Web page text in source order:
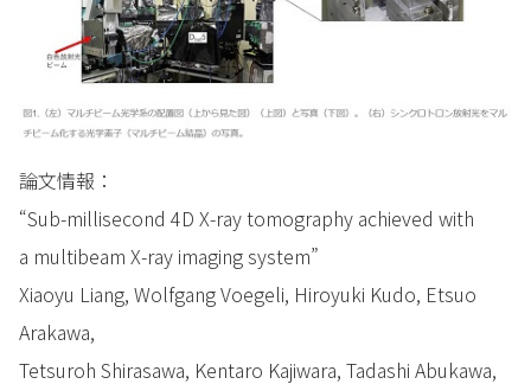
論文情報：
“Sub-millisecond 4D X-ray tomography achieved with
a multibeam X-ray imaging system”
Xiaoyu Liang, Wolfgang Voegeli, Hiroyuki Kudo, Etsuo
Arakawa,
Tetsuroh Shirasawa, Kentaro Kajiwara, Tadashi Abukawa,